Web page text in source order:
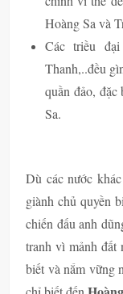
Hoàng Sa và
Các triều
Thanh,..đều
quần đảo,
Sa.
Dù các nước
giành chủ quyền
chiến đấu anh
tranh vì mảnh đất
biết và nắm vững